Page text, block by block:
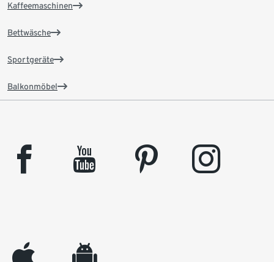
Kaffeemaschinen
Bettwäsche
Sportgeräte
Balkonmöbel
facebook youtube pinterest instagram